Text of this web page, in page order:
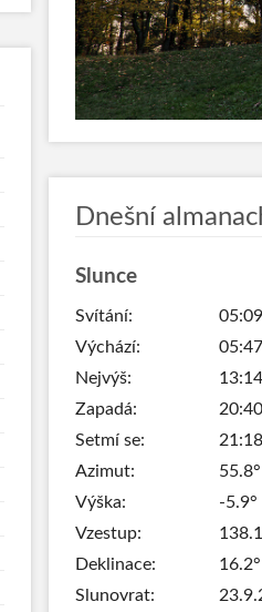
Dnešní
Slunce
Svítání:
Výchází:
Nejvýš:
Zapadá:
Setmí se:
Azimut:
55.8°
Výška:
-5.9°
Vzestup:
Deklinace:
16.2°
Slunovrat: